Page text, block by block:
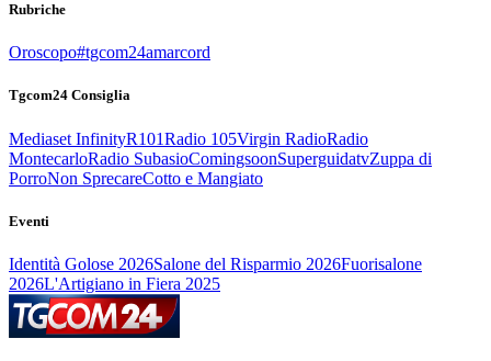
Rubriche
Oroscopo#tgcom24amarcord
Tgcom24 Consiglia
Mediaset InfinityR101Radio 105Virgin RadioRadio
MontecarloRadio SubasioComingsoonSuperguidatvZuppa di
PorroNon SprecareCotto e Mangiato
Eventi
Identità Golose 2026Salone del Risparmio 2026Fuorisalone
2026L'Artigiano in Fiera 2025